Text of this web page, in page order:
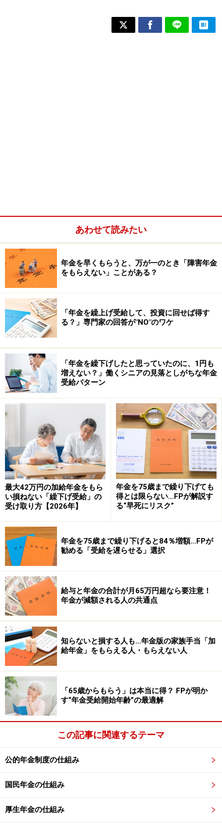
あわせて読みたい
年金を早くもらうと、万が一のとき「障害年金
をもらえない」ことがある？
「年金を繰上げ受給して、投資に回せば得す
る？」専門家の回答が"NO"のワケ
「年金を繰下げしたと思っていたのに、1円も
増えない？」働くシニアの見落としがちな年金
受給パターン
最大42万円の加給年金をもら
い損ねない「繰下げ受給」の
受け取り方【2026年】
年金を75歳まで繰り下げても
得とは限らない…FPが解説す
る“早死にリスク”
年金を75歳まで繰り下げると84％増額…FPが
勧める「受給を遅らせる」選択
給与と年金の合計が月65万円超なら要注意！
年金が減額される人の共通点
知らないと損する人も…年金版の家族手当「加
給年金」をもらえる人・もらえない人
「65歳からもらう」は本当に得？ FPが明か
す“年金受給開始年齢”の最適解
この記事に関連するテーマ
公的年金制度の仕組み
国民年金の仕組み
厚生年金の仕組み